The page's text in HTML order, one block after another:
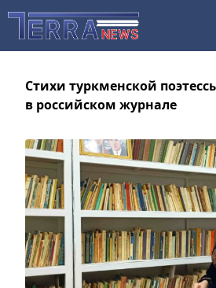
Стихи туркменской
в российском журнале